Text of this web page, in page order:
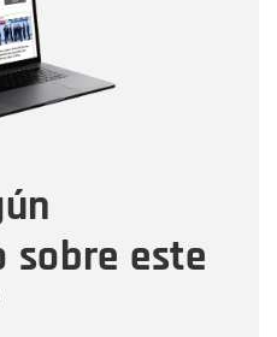
sobre este